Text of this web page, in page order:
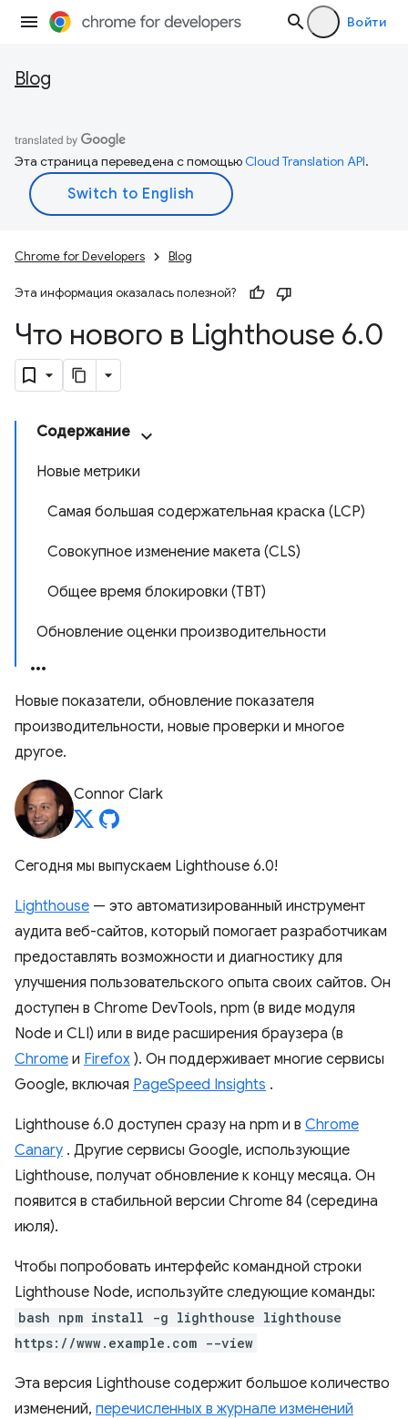
Войти
Blog
Эта страница переведена с помощьюCloud Translation API.
Chrome for Developers Blog
Эта информация оказалась полезной?
Что нового в Lighthouse 6.0
Содержание
Новые метрики
Самая большая содержательная краска (LCP)
Совокупное изменение макета (CLS)
Общее время блокировки (TBT)
Обновление оценки производительности
Новые показатели, обновление показателя
производительности, новые проверки и многое
другое.
Connor Clark
Сегодня мы выпускаем Lighthouse 6.0!
Lighthouse — это автоматизированный инструмент
аудита веб-сайтов, который помогает разработчикам
предоставлять возможности и диагностику для
улучшения пользовательского опыта своих сайтов. Он
доступен в Chrome DevTools, npm (в виде модуля
Node и CLI) или в виде расширения браузера (в
Chrome и Firefox ). Он поддерживает многие сервисы
Google, включая PageSpeed ​​Insights .
Lighthouse 6.0 доступен сразу на npm и в Chrome
Canary . Другие сервисы Google, использующие
Lighthouse, получат обновление к концу месяца. Он
появится в стабильной версии Chrome 84 (середина
июля).
Чтобы попробовать интерфейс командной строки
Lighthouse Node, используйте следующие команды:
bash npm install -g lighthouse lighthouse
https://www.example.com --view
Эта версия Lighthouse содержит большое количество
изменений, перечисленных в журнале изменений